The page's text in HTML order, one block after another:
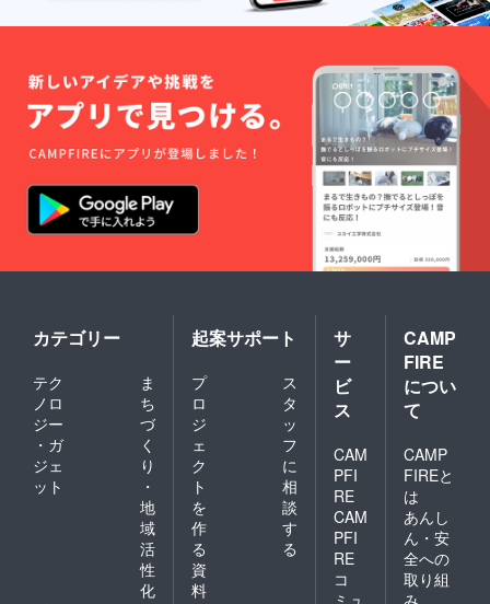
カテゴリー
テク
ノロ
ジー
・ガ
ジェ
ット
ま
ち
づ
く
り
・
地
域
活
性
化
起案サポート
プ
ロ
ジ
ェ
ク
ト
を
作
る
ス
タ
ッ
フ
に
相
談
す
る
資
料
サ
ー
ビ
ス
CAM
PFI
RE
CAM
PFI
RE
コ
ミュ
CAMP
FIRE
につい
て
CAMP
FIREと
は
あんし
ん・安
全への
取り組
み